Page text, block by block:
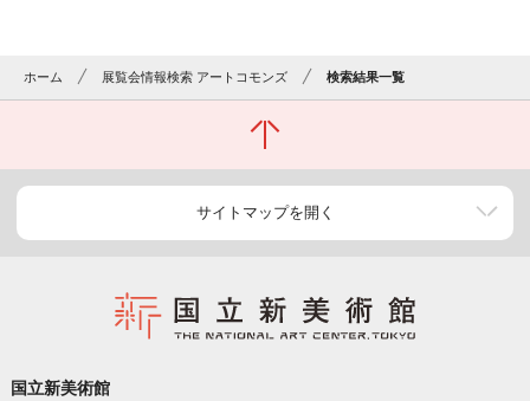
ホーム 展覧会情報検索 アートコモンズ 検索結果一覧
サイトマップを開く
国立新美術館